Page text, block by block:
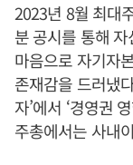
2023년 8월 최대
분 공시를 통해 자
마음으로 자기자
존재감을 드러냈
자’에서 ‘경영권
주총에서는 사내